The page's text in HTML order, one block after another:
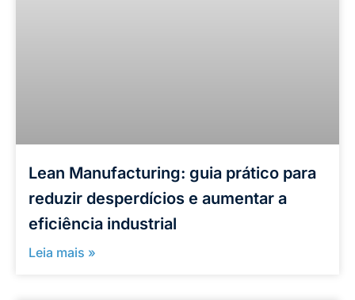
Lean Manufacturing: guia prático para
reduzir desperdícios e aumentar a
eficiência industrial
Leia mais »